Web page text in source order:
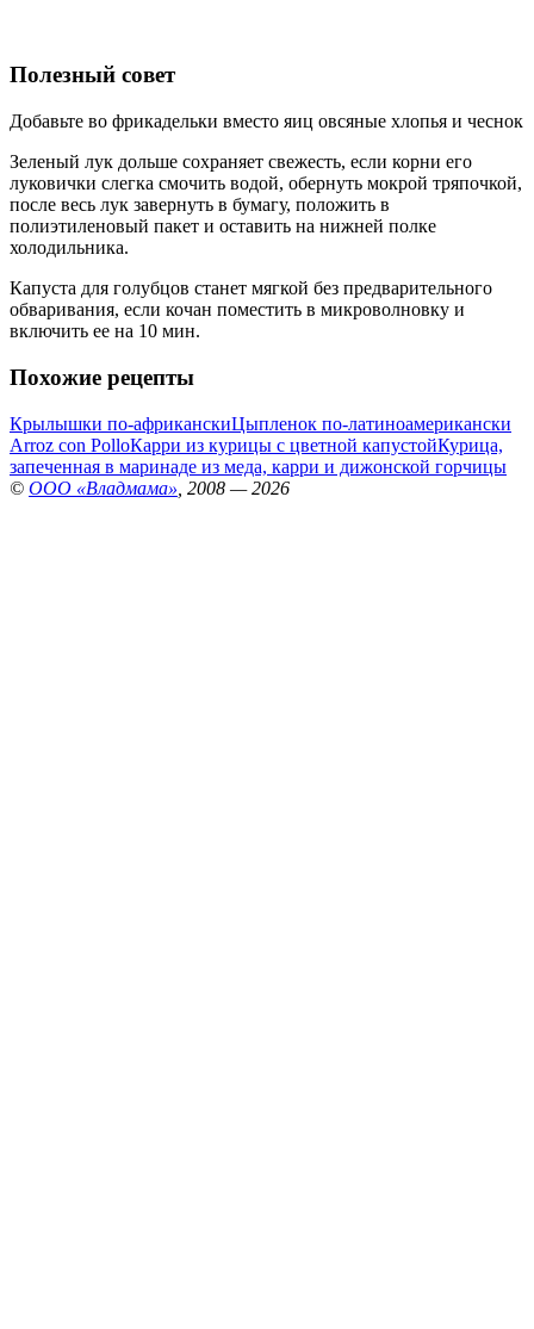
Полезный совет
Добавьте во фрикадельки вместо яиц овсяные хлопья и чеснок
Зеленый лук дольше сохраняет свежесть, если корни его
луковички слегка смочить водой, обернуть мокрой тряпочкой,
после весь лук завернуть в бумагу, положить в
полиэтиленовый пакет и оставить на нижней полке
холодильника.
Капуста для голубцов станет мягкой без предварительного
обваривания, если кочан поместить в микроволновку и
включить ее на 10 мин.
Похожие рецепты
Крылышки по-африканскиЦыпленок по-латиноамерикански
Arroz con PolloКарри из курицы с цветной капустойКурица,
запеченная в маринаде из меда, карри и дижонской горчицы
© ООО «Владмама» , 2008 — 2026